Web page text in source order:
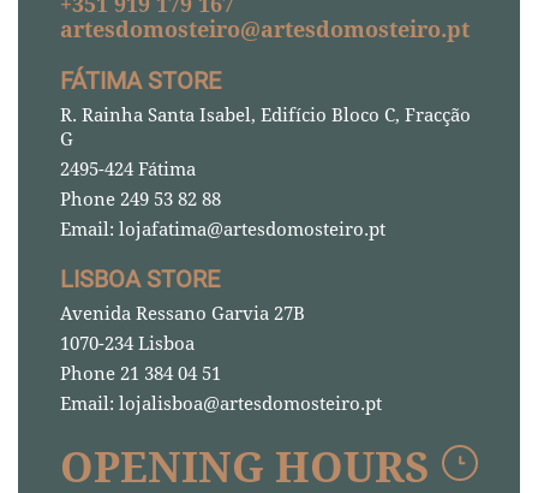
artesdomosteiro@artesdomosteiro.pt
FÁTIMA STORE
R. Rainha Santa Isabel, Edifício Bloco C, Fracção
G
2495-424 Fátima
Phone 249 53 82 88
Email: lojafatima@artesdomosteiro.pt
LISBOA STORE
Avenida Ressano Garvia 27B
1070-234 Lisboa
Phone 21 384 04 51
Email: lojalisboa@artesdomosteiro.pt
OPENING HOURS